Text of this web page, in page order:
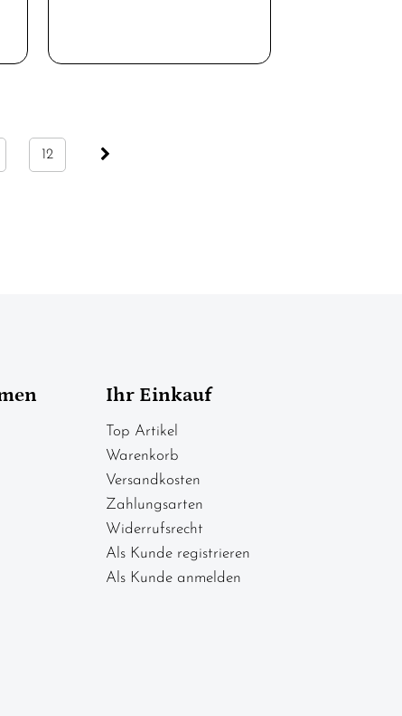
12
Ihr Einkauf
Top Artikel
Warenkorb
Versandkosten
Zahlungsarten
Widerrufsrecht
Als Kunde registrieren
Als Kunde anmelden